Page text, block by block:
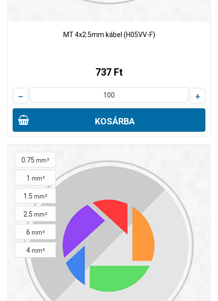
MT 4x2.5mm kábel (H05VV-F)
737 Ft
– +
KOSÁRBA
0.75 mm²
1 mm²
1.5 mm²
2.5 mm²
6 mm²
4 mm²